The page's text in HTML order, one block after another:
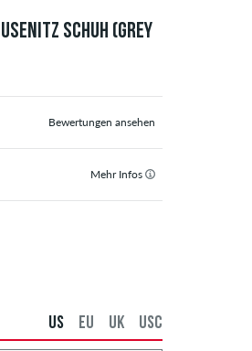
SCHUH (GREY
Bewertungen ansehen
Mehr Infos
USC
UK
EU
US